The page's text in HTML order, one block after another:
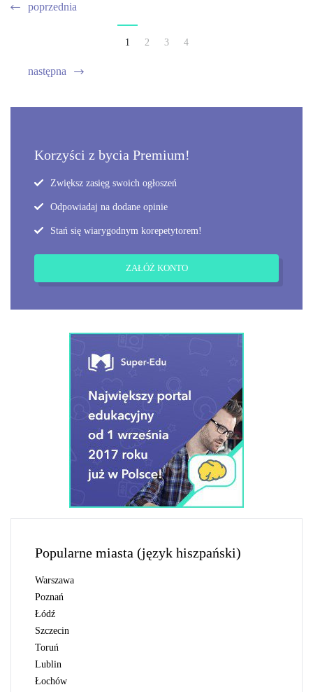
poprzednia
1 2 3 4
następna
Korzyści z bycia Premium!
Zwiększ zasięg swoich ogłoszeń
Odpowiadaj na dodane opinie
Stań się wiarygodnym korepetytorem!
ZAŁÓŻ KONTO
Popularne miasta (język hiszpański)
Warszawa
Poznań
Łódź
Szczecin
Toruń
Lublin
Łochów